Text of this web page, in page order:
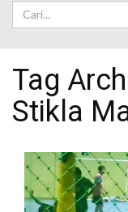
Tag
Stikla